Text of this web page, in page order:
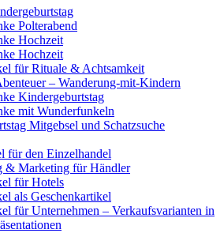
Polterabend
Hochzeit
Hochzeit
für Rituale & Achtsamkeit
– Wanderung-mit-Kindern
Kindergeburtstag
mit Wunderfunkeln
Mitgebsel und Schatzsuche
für den Einzelhandel
& Marketing für Händler
für Hotels
als Geschenkartikel
für Unternehmen – Verkaufsvarianten in